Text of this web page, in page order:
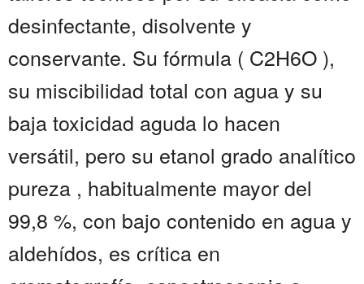
desinfectante, disolvente y
conservante. Su fórmula ( C2H6O ),
su miscibilidad total con agua y su
baja toxicidad aguda lo hacen
versátil, pero su etanol grado analítico
pureza , habitualmente mayor del
99,8 %, con bajo contenido en agua y
aldehídos, es crítica en